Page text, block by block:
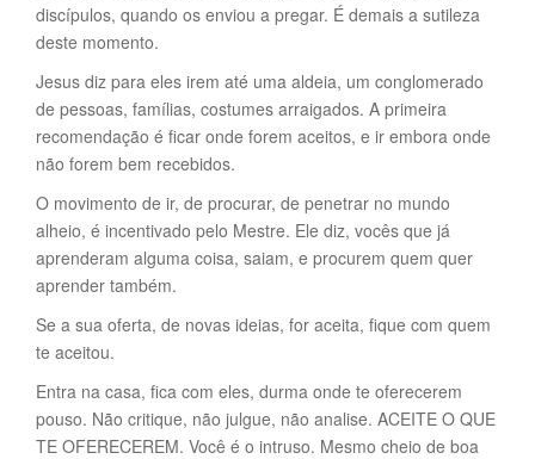
discípulos, quando os enviou a pregar. É demais a sutileza
deste momento.
Jesus diz para eles irem até uma aldeia, um conglomerado
de pessoas, famílias, costumes arraigados. A primeira
recomendação é ficar onde forem aceitos, e ir embora onde
não forem bem recebidos.
O movimento de ir, de procurar, de penetrar no mundo
alheio, é incentivado pelo Mestre. Ele diz, vocês que já
aprenderam alguma coisa, saiam, e procurem quem quer
aprender também.
Se a sua oferta, de novas ideias, for aceita, fique com quem
te aceitou.
Entra na casa, fica com eles, durma onde te oferecerem
pouso. Não critique, não julgue, não analise. ACEITE O QUE
TE OFERECEREM. Você é o intruso. Mesmo cheio de boa